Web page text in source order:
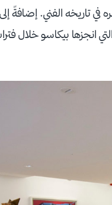
تاريخه الفني. إضافةً
انجزها بيكاسو خلال